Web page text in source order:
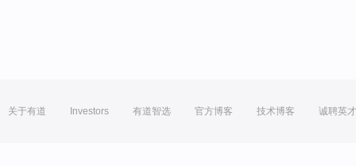
关于有道 Investors 有道智选 官方博客 技术博客 诚聘英才